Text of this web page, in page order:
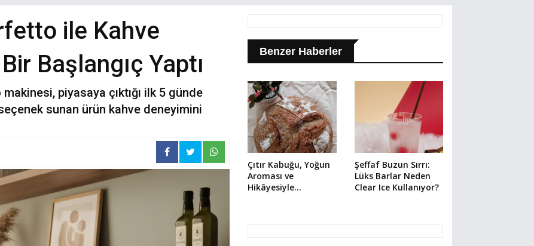
ile Kahve
Başlangıç Yaptı
piyasaya çıktığı ilk 5 günde
sunan ürün kahve deneyimini
Benzer Haberler
Çıtır Kabuğu, Yoğun
Aroması ve
Hikâyesiyle
Şeffaf Buzun Sırrı:
Lüks Barlar Neden
Clear Ice Kullanıyor?